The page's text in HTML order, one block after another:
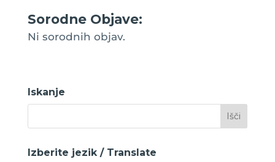
Sorodne Objave:
Ni sorodnih objav.
Iskanje
Izberite jezik / Translate